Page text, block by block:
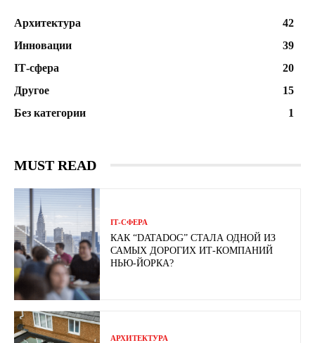
Архитектура
42
Инновации
39
ІТ-сфера
20
Другое
15
Без категории
1
MUST READ
ІТ-СФЕРА
КАК “DATADOG” СТАЛА ОДНОЙ ИЗ
САМЫХ ДОРОГИХ ИТ-КОМПАНИЙ
НЬЮ-ЙОРКА?
АРХИТЕКТУРА